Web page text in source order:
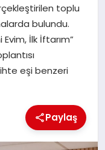
toplu
bulundu.
İlk İftarım”
eşi benzeri
Paylaş